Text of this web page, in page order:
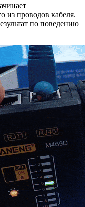
из проводов кабеля.
по поведению